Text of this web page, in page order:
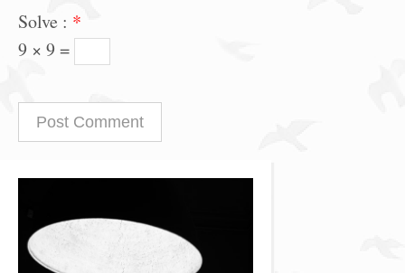
Solve : *
9 × 9 =